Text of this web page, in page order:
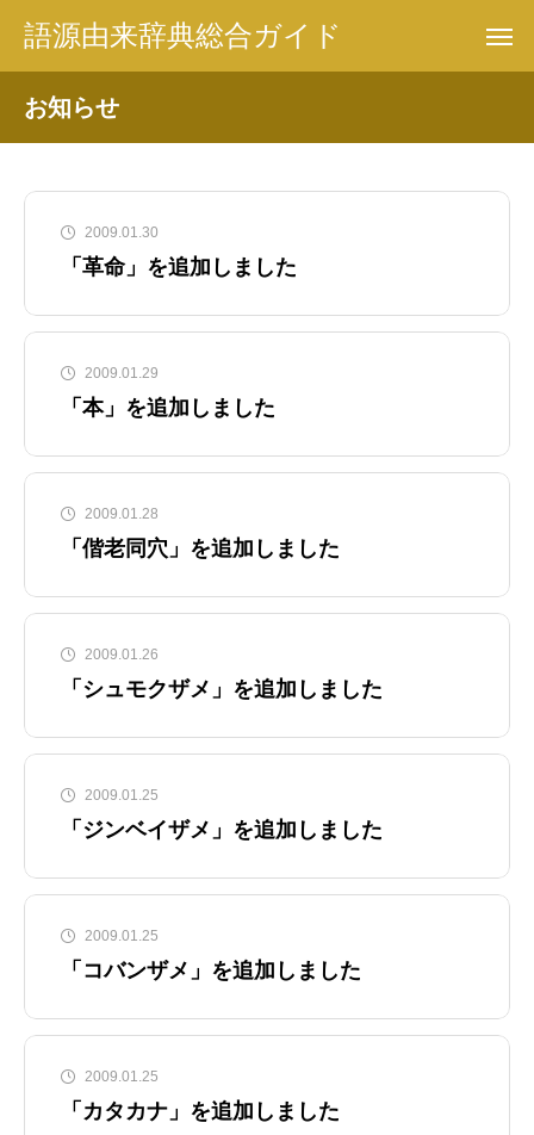
語源由来辞典総合ガイド
お知らせ
2009.01.30
「革命」を追加しました
2009.01.29
「本」を追加しました
2009.01.28
「偕老同穴」を追加しました
2009.01.26
「シュモクザメ」を追加しました
2009.01.25
「ジンベイザメ」を追加しました
2009.01.25
「コバンザメ」を追加しました
2009.01.25
「カタカナ」を追加しました